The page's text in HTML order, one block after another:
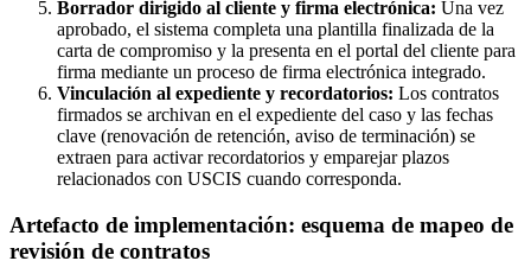
Borrador dirigido al cliente y firma electrónica: Una vez
aprobado, el sistema completa una plantilla finalizada de la
carta de compromiso y la presenta en el portal del cliente para
firma mediante un proceso de firma electrónica integrado.
Vinculación al expediente y recordatorios: Los contratos
firmados se archivan en el expediente del caso y las fechas
clave (renovación de retención, aviso de terminación) se
extraen para activar recordatorios y emparejar plazos
relacionados con USCIS cuando corresponda.
Artefacto de implementación: esquema de mapeo de
revisión de contratos